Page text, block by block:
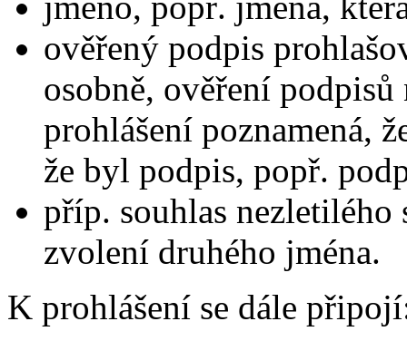
ověřený podpis
osobně, ověření
prohlášení poznamená,
že byl podpis, popř.
příp. souhlas nezletilého
zvolení druhého jména.
K prohlášení se dále